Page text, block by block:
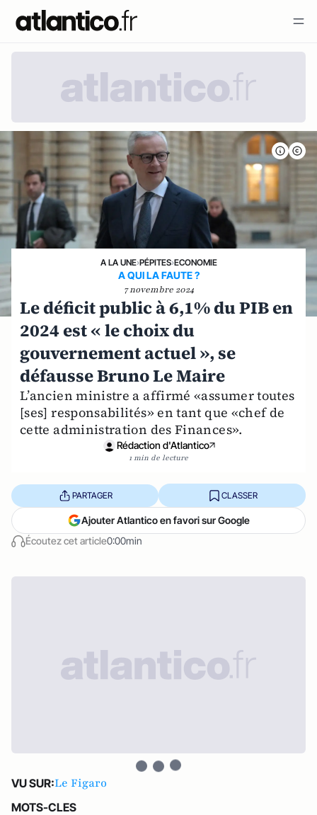
A LA UNE›PÉPITES›ECONOMIE
A QUI LA FAUTE ?
7 novembre 2024
Le déficit public à 6,1% du PIB en
2024 est « le choix du
gouvernement actuel », se
défausse Bruno Le Maire
L’ancien ministre a affirmé «assumer toutes
[ses] responsabilités» en tant que «chef de
cette administration des Finances».
Rédaction d'Atlantico
1 min de lecture
Écoutez cet article0:00min
PARTAGER CLASSER
Ajouter Atlantico en favori sur Google
VU SUR:Le Figaro
MOTS-CLES